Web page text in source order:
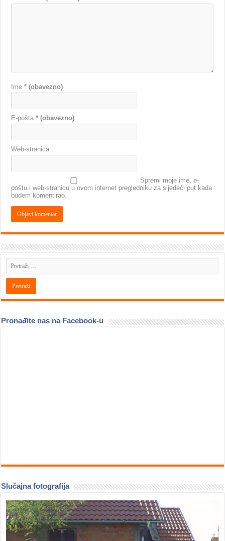
Ime* (obavezno)
E-pošta* (obavezno)
Web-stranica
Spremi moje ime, e-
poštu i web-stranicu u ovom internet pregledniku za sljedeći put kada
budem komentirao.
Pronađite nas na Facebook-u
Slučajna fotografija